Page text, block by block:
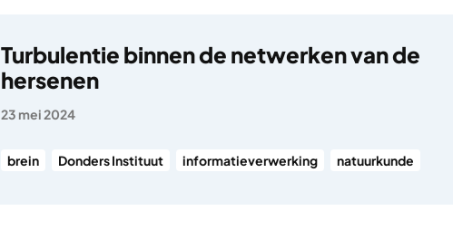
Turbulentie binnen de netwerken van de
hersenen
23 mei 2024
brein Donders Instituut informatieverwerking natuurkunde